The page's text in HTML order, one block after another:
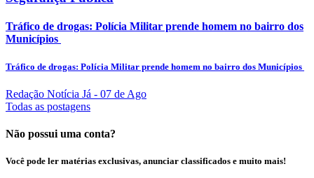
Tráfico de drogas: Polícia Militar prende homem no bairro dos
Municípios
Tráfico de drogas: Polícia Militar prende homem no bairro dos Municípios
Redação Notícia Já - 07 de Ago
Todas as postagens
Não possui uma conta?
Você pode ler matérias exclusivas, anunciar classificados e muito mais!